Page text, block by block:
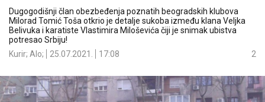
Dugogodišnji član obezbeđenja poznatih beogradskih klubova
Milorad Tomić Toša otkrio je detalje sukoba između klana Veljka
Belivuka i karatiste Vlastimira Miloševića čiji je snimak ubistva
potresao Srbiju!
Kurir; Alo;
25.07.2021. 17:08 2